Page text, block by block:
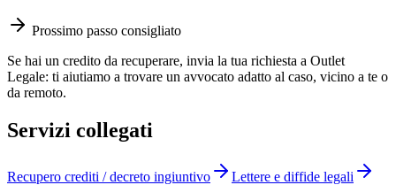
Prossimo passo consigliato
Se hai un credito da recuperare, invia la tua richiesta a Outlet
Legale: ti aiutiamo a trovare un avvocato adatto al caso, vicino a te o
da remoto.
Servizi collegati
Recupero crediti / decreto ingiuntivo
Lettere e diffide legali